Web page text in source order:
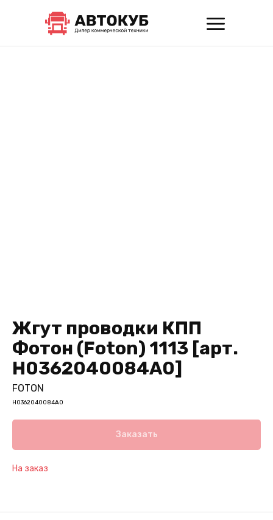
Жгут проводки КПП
Фотон (Foton) 1113 [арт.
H0362040084A0]
FOTON
H0362040084A0
Заказать
На заказ